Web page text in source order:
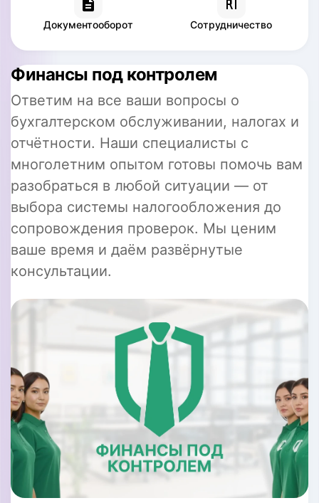
Документооборот Сотрудничество
Финансы под контролем
Ответим на все ваши вопросы о
бухгалтерском обслуживании, налогах и
отчётности. Наши специалисты с
многолетним опытом готовы помочь вам
разобраться в любой ситуации — от
выбора системы налогообложения до
сопровождения проверок. Мы ценим
ваше время и даём развёрнутые
консультации.